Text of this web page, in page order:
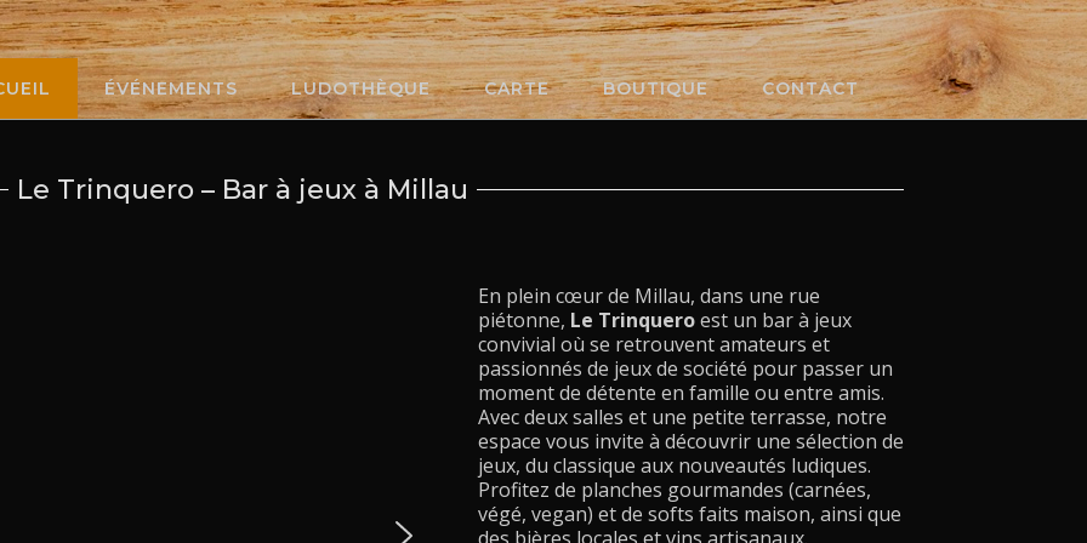
ÉVÉNEMENTS LUDOTHÈQUE CARTE BOUTIQUE CONTACT
Le Trinquero – Bar à jeux à Millau
En plein cœur de Millau, dans une rue
piétonne, Le Trinqueroest un bar à jeux
convivial où se retrouvent amateurs et
passionnés de jeux de société pour passer un
moment de détente en famille ou entre amis.
Avec deux salles et une petite terrasse, notre
espace vous invite à découvrir une sélection de
jeux, du classique aux nouveautés ludiques.
Profitez de planches gourmandes (carnées,
végé, vegan) et de softs faits maison, ainsi que